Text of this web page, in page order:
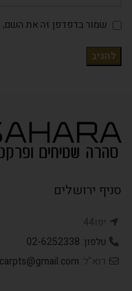
שמור בדפדפן זה את השם,
סניף ירושלים
יפו44
טלפון: 02-6252338
דוא"ל: